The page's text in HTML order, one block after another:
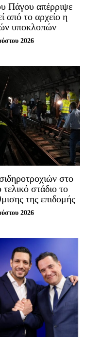
Πάγου απέρριψε
από το αρχείο η
υποκλοπών
2026
στο
στάδιο το
της επιδομής
2026